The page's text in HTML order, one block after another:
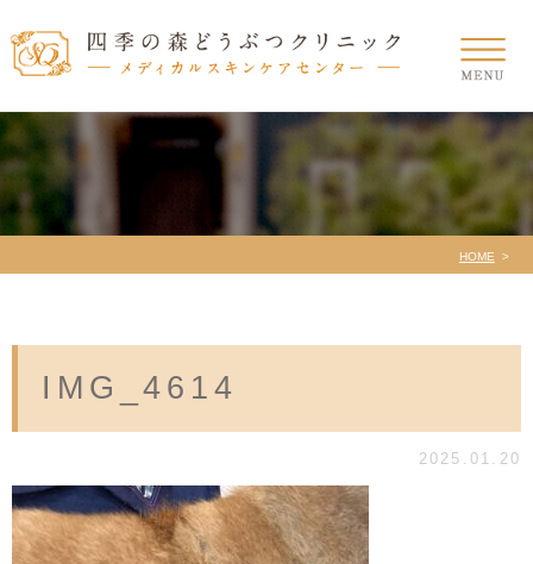
HOME
IMG_4614
2025.01.20